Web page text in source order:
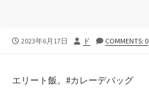
公
2023年6月17日
投
ド COMMENTS: 0
エリート飯。#カレーデバッグ